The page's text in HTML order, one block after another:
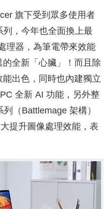
旗下受到眾多使用者
，今年也全面換上最
理器，為筆電帶來效能
全新「心臟」！而且除
出色，同時也內建獨立
全新 AI 功能，另外整
（Battlemage 架構）
提升圖像處理效能，表